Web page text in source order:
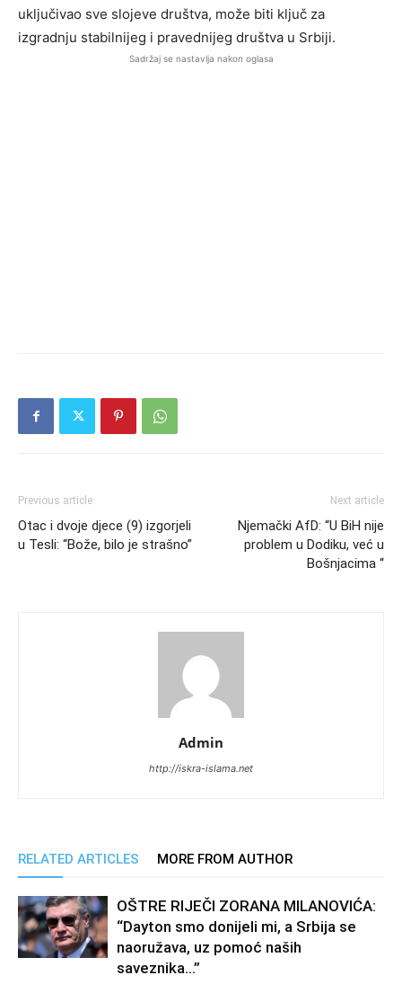
uključivao sve slojeve društva, može biti ključ za
izgradnju stabilnijeg i pravednijeg društva u Srbiji.
Sadržaj se nastavlja nakon oglasa
Previous article
Otac i dvoje djece (9) izgorjeli
u Tesli: “Bože, bilo je strašno”
Next article
Njemački AfD: “U BiH nije
problem u Dodiku, već u
Bošnjacima “
Admin
http://iskra-islama.net
RELATED ARTICLES MORE FROM AUTHOR
OŠTRE RIJEČI ZORANA MILANOVIĆA:
“Dayton smo donijeli mi, a Srbija se
naoružava, uz pomoć naših
saveznika…”